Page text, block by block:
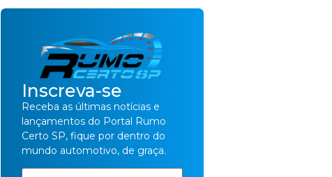
Inscreva-se
Receba as últimas notícias e
lançamentos do Portal Rumo
Certo SP, fique por dentro do
mundo automotivo, de graça.